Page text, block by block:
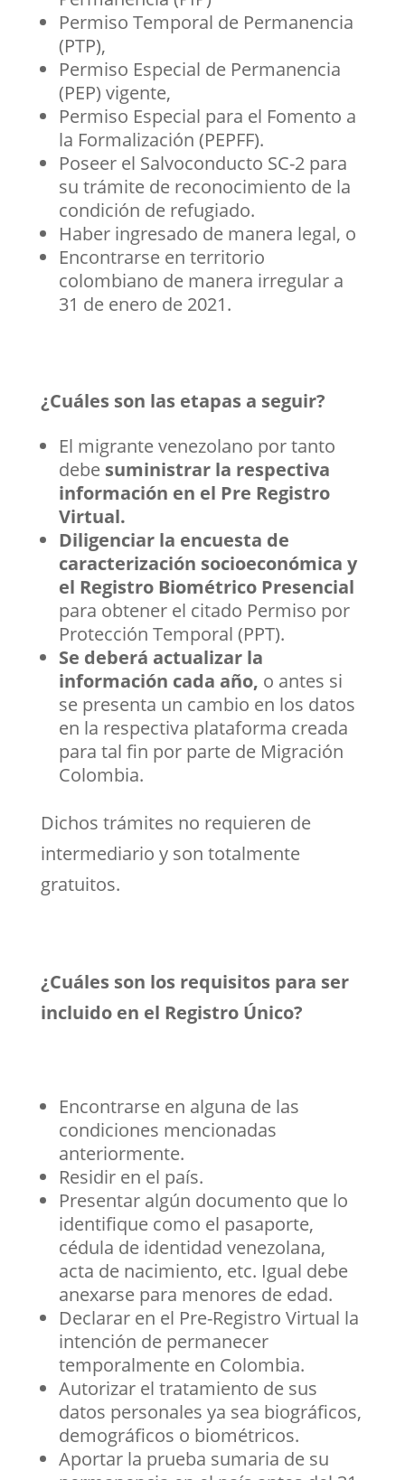
Permiso Temporal de Permanencia
(PTP),
Permiso Especial de Permanencia
(PEP) vigente,
Permiso Especial para el Fomento a
la Formalización (PEPFF).
Poseer el Salvoconducto SC-2 para
su trámite de reconocimiento de la
condición de refugiado.
Haber ingresado de manera legal, o
Encontrarse en territorio
colombiano de manera irregular a
31 de enero de 2021.
¿Cuáles son las etapas a seguir?
El migrante venezolano por tanto
debe suministrar la respectiva
información en el Pre Registro
Virtual.
Diligenciar la encuesta de
caracterización socioeconómica y
el Registro Biométrico Presencial
para obtener el citado Permiso por
Protección Temporal (PPT).
Se deberá actualizar la
información cada año, o antes si
se presenta un cambio en los datos
en la respectiva plataforma creada
para tal fin por parte de Migración
Colombia.
Dichos trámites no requieren de
intermediario y son totalmente
gratuitos.
¿Cuáles son los requisitos para ser
incluido en el Registro Único?
Encontrarse en alguna de las
condiciones mencionadas
anteriormente.
Residir en el país.
Presentar algún documento que lo
identifique como el pasaporte,
cédula de identidad venezolana,
acta de nacimiento, etc. Igual debe
anexarse para menores de edad.
Declarar en el Pre-Registro Virtual la
intención de permanecer
temporalmente en Colombia.
Autorizar el tratamiento de sus
datos personales ya sea biográficos,
demográficos o biométricos.
Aportar la prueba sumaria de su